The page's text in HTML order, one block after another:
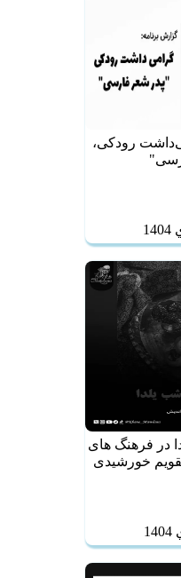
رودکی،
در فرهنگ‌ های
خورشیدی